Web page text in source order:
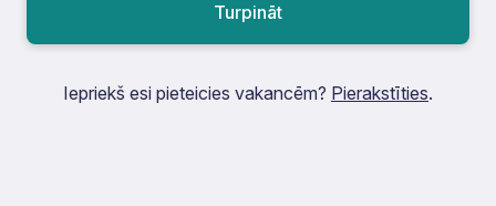
Risku vadība, audits un juridiskais
Turpināt
Iepriekš esi pieteicies vakancēm? Pierakstīties.